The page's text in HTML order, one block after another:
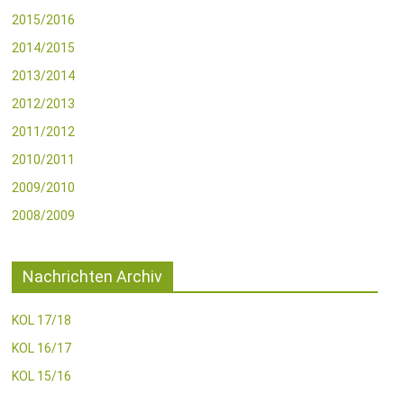
2015/2016
2014/2015
2013/2014
2012/2013
2011/2012
2010/2011
2009/2010
2008/2009
Nachrichten Archiv
KOL 17/18
KOL 16/17
KOL 15/16